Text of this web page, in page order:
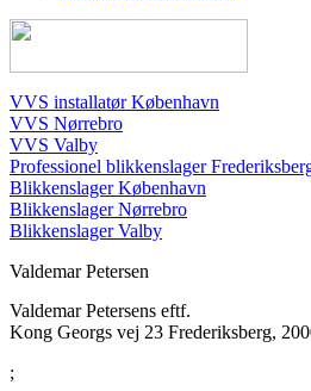
VVS installatør København
VVS Nørrebro
VVS Valby
Professionel blikkenslager
Blikkenslager København
Blikkenslager Nørrebro
Blikkenslager Valby
Valdemar Petersens eftf.
Kong Georgs vej 23 Frederiksberg,
;